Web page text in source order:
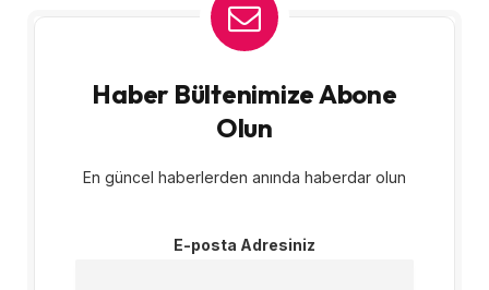
Haber Bültenimize Abone
Olun
En güncel haberlerden anında haberdar olun
E-posta Adresiniz